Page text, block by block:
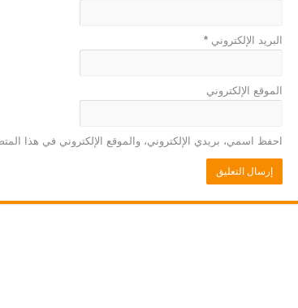
البريد الإلكتروني*
الموقع الإلكتروني
احفظ اسمي، بريدي الإلكتروني، والموقع الإلكتروني في هذا